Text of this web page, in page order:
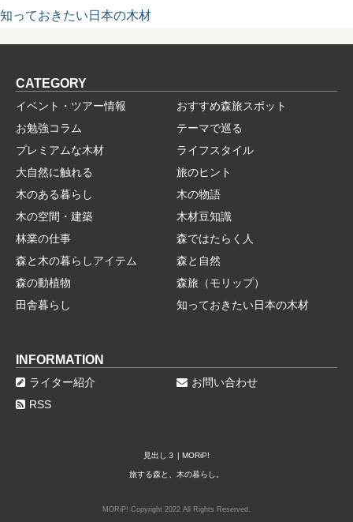
知っておきたい日本の木材
CATEGORY
イベント・ツアー情報
おすすめ森旅スポット
お勉強コラム
テーマで巡る
プレミアムな木材
ライフスタイル
大自然に触れる
旅のヒント
木のある暮らし
木の物語
木の空間・建築
木材豆知識
林業の仕事
森ではたらく人
森と木の暮らしアイテム
森と自然
森の動植物
森旅（モリップ）
田舎暮らし
知っておきたい日本の木材
INFORMATION
ライター紹介
お問い合わせ
RSS
見出し３ | MORiP!
旅する森と、木の暮らし。
MORiP! Copyright 2022 All Rights Reserved.